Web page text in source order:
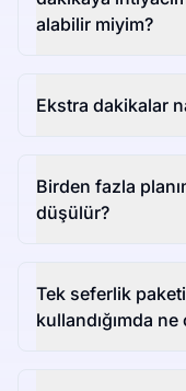
alabilir miyim?
Ekstra dakikalar
Birden fazla
düşülür?
Tek seferlik
kullandığımda ne